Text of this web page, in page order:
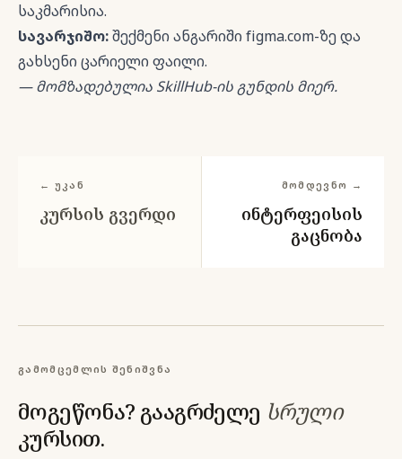
საკმარისია.
სავარჯიშო:შექმენი ანგარიში figma.com-ზე და
გახსენი ცარიელი ფაილი.
— მომზადებულია SkillHub-ის გუნდის მიერ.
← უკან
კურსის გვერდი
მომდევნო →
ინტერფეისის
გაცნობა
გამომცემლის შენიშვნა
მოგეწონა? გააგრძელე სრული
კურსით.